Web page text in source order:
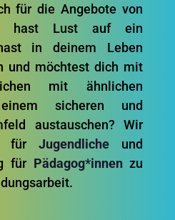
für die Angebote von
hast Lust auf ein
in deinem Leben
und möchtest dich mit
mit ähnlichen
sicheren und
austauschen? Wir
fürJugendliche und
für Pädagog*innenzu